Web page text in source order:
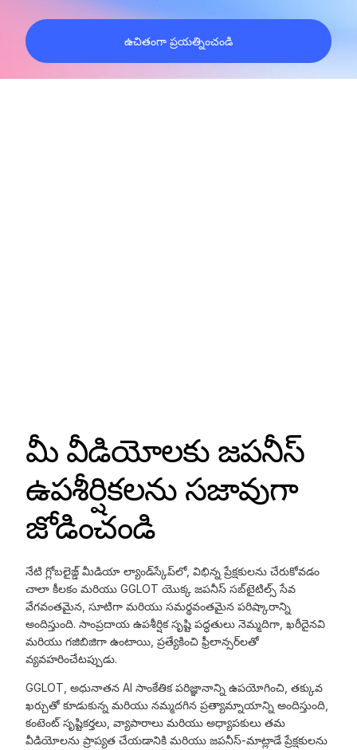
ఉచితంగా ప్రయత్నించండి
మీ వీడియోలకు జపనీస్
ఉపశీర్షికలను సజావుగా
జోడించండి
నేటి గ్లోబలైజ్డ్ మీడియా ల్యాండ్‌స్కేప్‌లో, విభిన్న ప్రేక్షకులను చేరుకోవడం
చాలా కీలకం మరియు GGLOT యొక్క జపనీస్ సబ్‌టైటిల్స్ సేవ
వేగవంతమైన, సూటిగా మరియు సమర్థవంతమైన పరిష్కారాన్ని
అందిస్తుంది. సాంప్రదాయ ఉపశీర్షిక సృష్టి పద్ధతులు నెమ్మదిగా, ఖరీదైనవి
మరియు గజిబిజిగా ఉంటాయి, ప్రత్యేకించి ఫ్రీలాన్సర్‌లతో
వ్యవహరించేటప్పుడు.
GGLOT, అధునాతన AI సాంకేతిక పరిజ్ఞానాన్ని ఉపయోగించి, తక్కువ
ఖర్చుతో కూడుకున్న మరియు నమ్మదగిన ప్రత్యామ్నాయాన్ని అందిస్తుంది,
కంటెంట్ సృష్టికర్తలు, వ్యాపారాలు మరియు అధ్యాపకులు తమ
వీడియోలను ప్రాప్యత చేయడానికి మరియు జపనీస్-మాట్లాడే ప్రేక్షకులను